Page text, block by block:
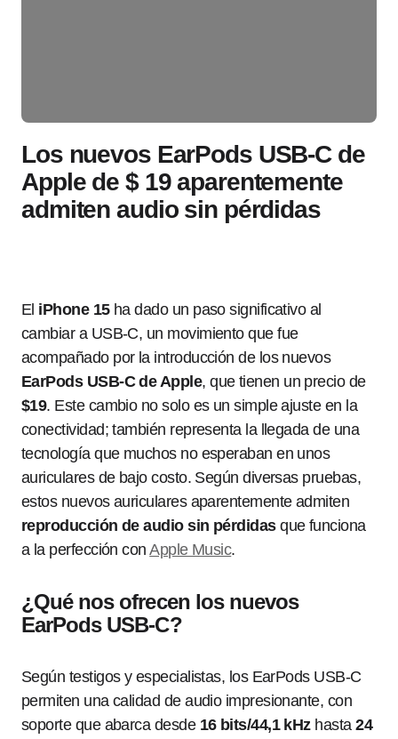
Los nuevos EarPods USB-C de
Apple de $ 19 aparentemente
admiten audio sin pérdidas
El iPhone 15ha dado un paso significativo al
cambiar a USB-C, un movimiento que fue
acompañado por la introducción de los nuevos
EarPods USB-C de Apple, que tienen un precio de
$19. Este cambio no solo es un simple ajuste en la
conectividad; también representa la llegada de una
tecnología que muchos no esperaban en unos
auriculares de bajo costo. Según diversas pruebas,
estos nuevos auriculares aparentemente admiten
reproducción de audio sin pérdidasque funciona
a la perfección conApple Music.
¿Qué nos ofrecen los nuevos
EarPods USB-C?
Según testigos y especialistas, los EarPods USB-C
permiten una calidad de audio impresionante, con
soporte que abarca desde 16 bits/44,1 kHzhasta24